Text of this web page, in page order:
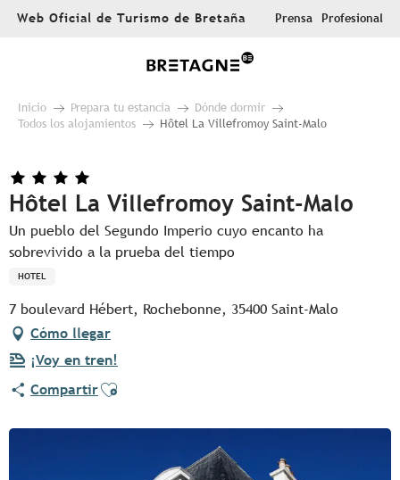
AllerWeb Oficial de Turismo de Bretaña Prensa Profesional
Inicio Prepara tu estancia
Dónde dormir
Todos los alojamientos
Hôtel La Villefromoy Saint-Malo
Hôtel La Villefromoy Saint-Malo
Un pueblo del Segundo Imperio cuyo encanto ha
sobrevivido a la prueba del tiempo
HOTEL
7 boulevard Hébert, Rochebonne, 35400 Saint-Malo
Cómo llegar
¡Voy en tren!
CompartirAjouter aux favoris